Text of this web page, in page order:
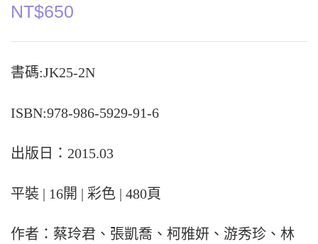
NT$650
書碼:JK25-2N
ISBN:978-986-5929-91-6
出版日：2015.03
平裝 | 16開 | 彩色 | 480頁
作者：蔡玲君、張凱喬、柯雅妍、游秀珍、林